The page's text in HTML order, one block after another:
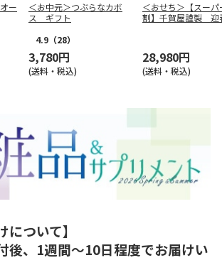
ー
＜お中元＞つぶらなカボ
ス ギフト
4.9 （28）
3,780円
(送料・税込)
＜おせち＞【スーパ
割】千賀屋謹製 迎
28,980円
(送料・税込)
について】
後、1週間～10日程度でお届けい